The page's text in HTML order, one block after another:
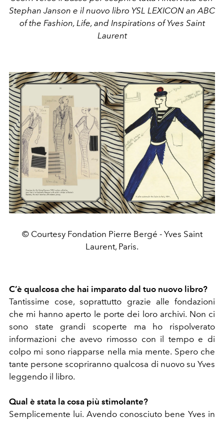
Stephan Janson e il nuovo libro YSL LEXICON an ABC
of the Fashion, Life, and Inspirations of Yves Saint
Laurent
© Courtesy Fondation Pierre Bergé - Yves Saint
Laurent, Paris.
C’è qualcosa che hai imparato dal tuo nuovo libro?
Tantissime cose, soprattutto grazie alle fondazioni
che mi hanno aperto le porte dei loro archivi. Non ci
sono state grandi scoperte ma ho rispolverato
informazioni che avevo rimosso con il tempo e di
colpo mi sono riapparse nella mia mente. Spero che
tante persone scopriranno qualcosa di nuovo su Yves
leggendo il libro.
Qual è stata la cosa più stimolante?
Semplicemente lui. Avendo conosciuto bene Yves in